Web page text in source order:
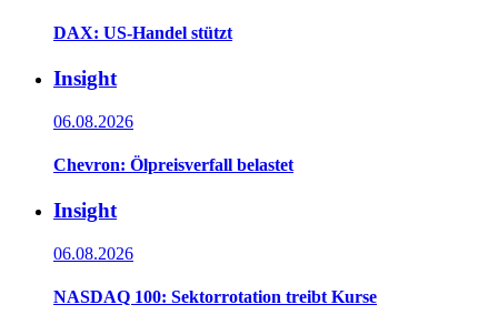
DAX: US-Handel stützt
Insight
06.08.2026
Chevron: Ölpreisverfall belastet
Insight
06.08.2026
NASDAQ 100: Sektorrotation treibt Kurse